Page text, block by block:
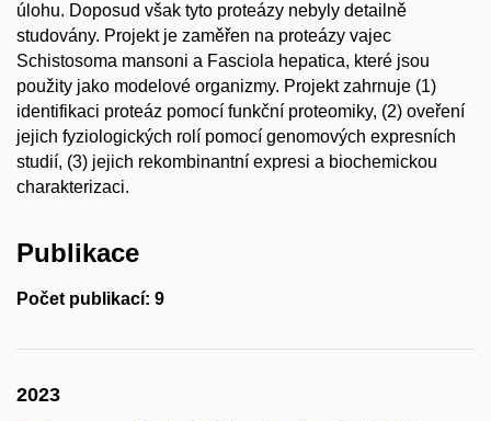
úlohu. Doposud však tyto proteázy nebyly detailně
studovány. Projekt je zaměřen na proteázy vajec
Schistosoma mansoni a Fasciola hepatica, které jsou
použity jako modelové organizmy. Projekt zahrnuje (1)
identifikaci proteáz pomocí funkční proteomiky, (2) oveření
jejich fyziologických rolí pomocí genomových expresních
studií, (3) jejich rekombinantní expresi a biochemickou
charakterizaci.
Publikace
Počet publikací: 9
2023